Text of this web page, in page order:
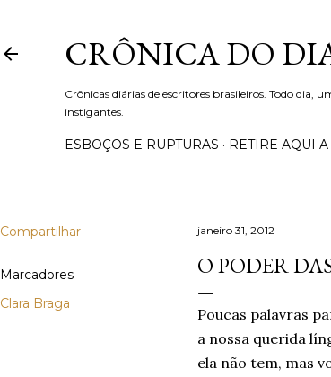
CRÔNICA DO
Crônicas diárias de escritores brasileiros. Todo dia,
instigantes.
ESBOÇOS E RUPTURAS RETIRE AQUI
Compartilhar
Marcadores
Clara Braga
janeiro 31, 2012
O PODER
Poucas palavras
a nossa querida
ela não tem, mas